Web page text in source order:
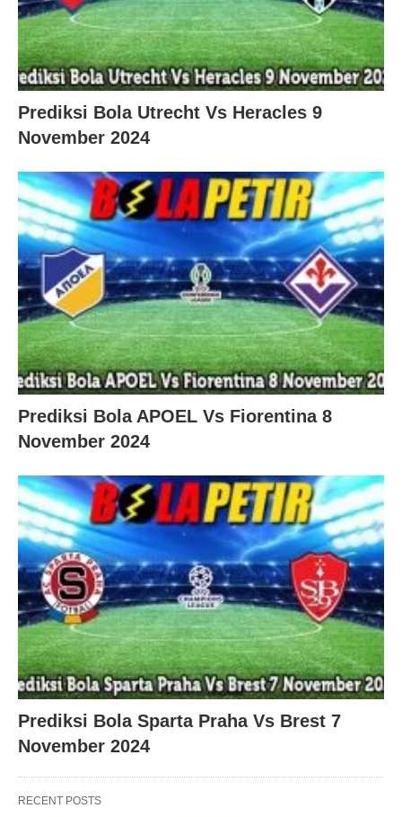
Prediksi Bola Utrecht Vs Heracles 9
November 2024
Prediksi Bola APOEL Vs Fiorentina 8
November 2024
Prediksi Bola Sparta Praha Vs Brest 7
November 2024
RECENT POSTS